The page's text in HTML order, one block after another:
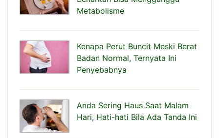
Metabolisme
Kenapa Perut Buncit Meski Berat
Badan Normal, Ternyata Ini
Penyebabnya
Anda Sering Haus Saat Malam
Hari, Hati-hati Bila Ada Tanda Ini